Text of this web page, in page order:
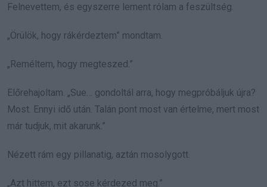
Felnevettem, és egyszerre lement rólam a feszültség.
„Örülök, hogy rákérdeztem” mondtam.
„Reméltem, hogy megteszed.”
Előrehajoltam. „Sue… gondoltál arra, hogy megpróbáljuk újra?
Most. Ennyi idő után. Talán pont most van értelme, mert most
már tudjuk, mit akarunk.”
Nézett rám egy pillanatig, aztán mosolygott.
„Azt hittem, ezt sose kérdezed meg.”